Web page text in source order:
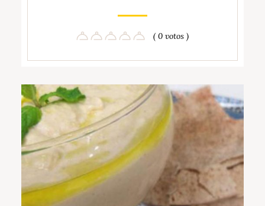
( 0 votos )